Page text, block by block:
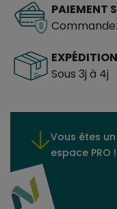
PAIEMENT
EXPÉDITION
Sous 3j à 4j
Vous êtes
espace PRO !